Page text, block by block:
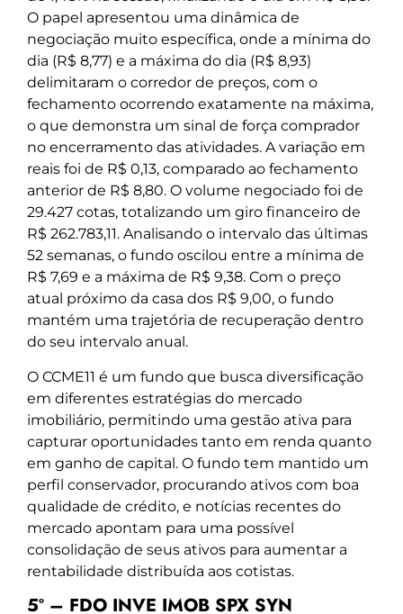
O papel apresentou uma dinâmica de
negociação muito específica, onde a mínima do
dia (R$ 8,77) e a máxima do dia (R$ 8,93)
delimitaram o corredor de preços, com o
fechamento ocorrendo exatamente na máxima,
o que demonstra um sinal de força comprador
no encerramento das atividades. A variação em
reais foi de R$ 0,13, comparado ao fechamento
anterior de R$ 8,80. O volume negociado foi de
29.427 cotas, totalizando um giro financeiro de
R$ 262.783,11. Analisando o intervalo das últimas
52 semanas, o fundo oscilou entre a mínima de
R$ 7,69 e a máxima de R$ 9,38. Com o preço
atual próximo da casa dos R$ 9,00, o fundo
mantém uma trajetória de recuperação dentro
do seu intervalo anual.
O CCME11 é um fundo que busca diversificação
em diferentes estratégias do mercado
imobiliário, permitindo uma gestão ativa para
capturar oportunidades tanto em renda quanto
em ganho de capital. O fundo tem mantido um
perfil conservador, procurando ativos com boa
qualidade de crédito, e notícias recentes do
mercado apontam para uma possível
consolidação de seus ativos para aumentar a
rentabilidade distribuída aos cotistas.
5º – FDO INVE IMOB SPX SYN